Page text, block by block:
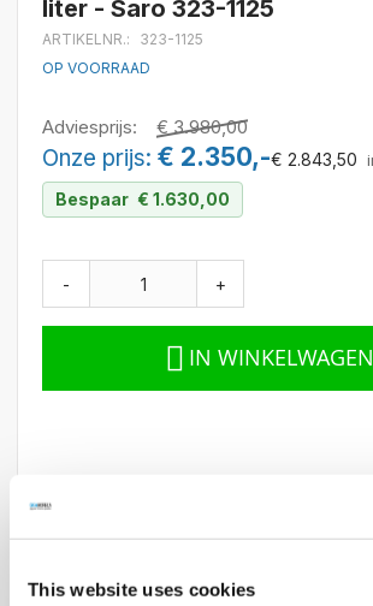
This website uses cookies
begin
van
de
liter - Saro 323-1125
ARTIKELNR.
323-1125
OP VOORRAAD
Adviesprijs € 3.980,00
Onze prijs € 2.350,-€ 2.843,50
Bespaar € 1.630,00
- +
IN WINKELWAGEN